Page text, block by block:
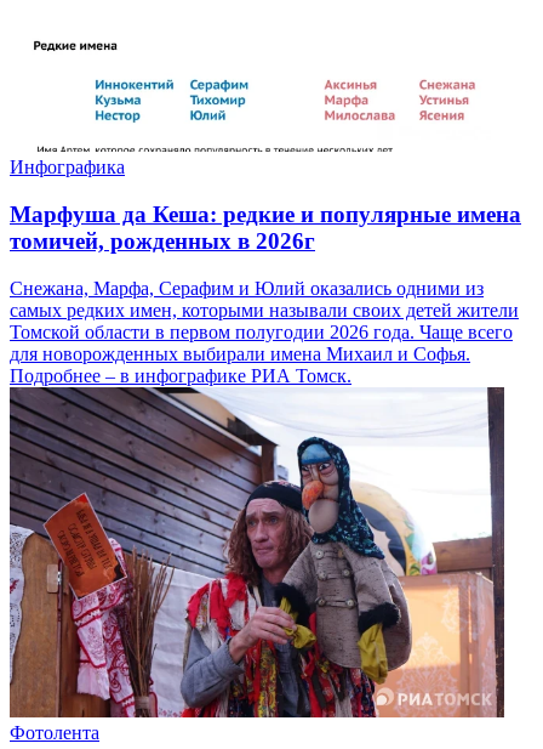
Инфографика
Марфуша да Кеша: редкие и популярные имена
томичей, рожденных в 2026г
Снежана, Марфа, Серафим и Юлий оказались одними из
самых редких имен, которыми называли своих детей жители
Томской области в первом полугодии 2026 года. Чаще всего
для новорожденных выбирали имена Михаил и Софья.
Подробнее – в инфографике РИА Томск.
Фотолента